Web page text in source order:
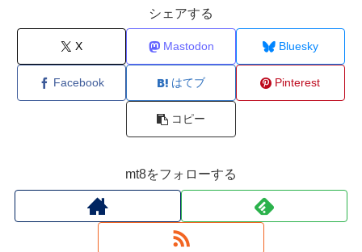
シェアする
X Mastodon Bluesky
Facebook はてブ Pinterest
コピー
mt8をフォローする